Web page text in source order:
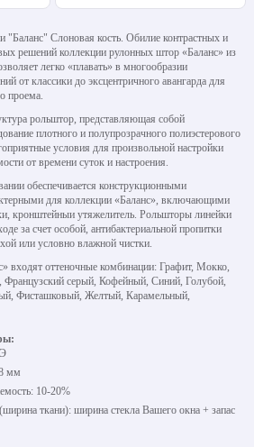
"Баланс" Слоновая кость. Обилие контрастных и
решений коллекции рулонных штор «Баланс» из
легко «плавать» в многообразии
от классики до эксцентричного авангарда для
проема.
рольштор, представляющая собой
плотного и полупрозрачного полиэстерового
условия для произвольной настройки
от времени суток и настроения.
обеспечивается конструкционными
для коллекции «Баланс», включающими
кронштейныи утяжелитель. Рольшторы линейки
за счет особой, антибактериальной пропитки
или условно влажной чистки.
входят оттеночные комбинации: Графит, Мокко,
серый, Кофейный, Синий, Голубой,
Фисташковый, Желтый, Карамельный,
мм
10-20%
ткани): ширина стекла Вашего окна + запас